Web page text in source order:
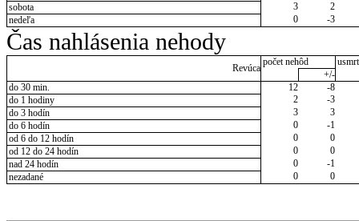
sobota
3
2
nedeľa
0 -3
Čas nahlásenia nehody
Revúca
počet nehôd
+/-
do 30 min.
12
-8
do 1 hodiny
2
-3
do 3 hodín
3
3
do 6 hodín
0
-1
od 6 do 12 hodín
0
0
od 12 do 24 hodín
0
0
nad 24 hodín
0
-1
nezadané
0 0